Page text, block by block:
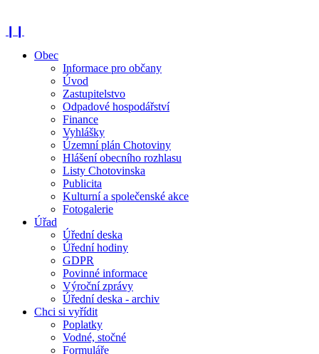
Obec
Informace pro občany
Úvod
Zastupitelstvo
Odpadové hospodářství
Finance
Vyhlášky
Územní plán Chotoviny
Hlášení obecního rozhlasu
Listy Chotovinska
Publicita
Kulturní a společenské akce
Fotogalerie
Úřad
Úřední deska
Úřední hodiny
GDPR
Povinné informace
Výroční zprávy
Úřední deska - archiv
Chci si vyřídit
Poplatky
Vodné, stočné
Formuláře